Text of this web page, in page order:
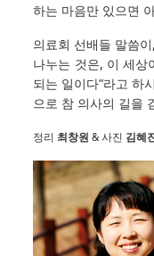
하는 마음만 있으면
의료회 선배들 말씀
나누는 것은, 이 세상
되는 일이다”라고 하
으로 참 의사의 길을
정리 최창원& 사진 김혜